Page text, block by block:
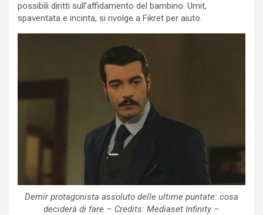
possibili diritti sull’affidamento del bambino. Umit,
spaventata e incinta, si rivolge a Fikret per aiuto.
Demir protagonista assoluto delle ultime puntate: cosa
deciderà di fare – Credits: Mediaset Infinity –